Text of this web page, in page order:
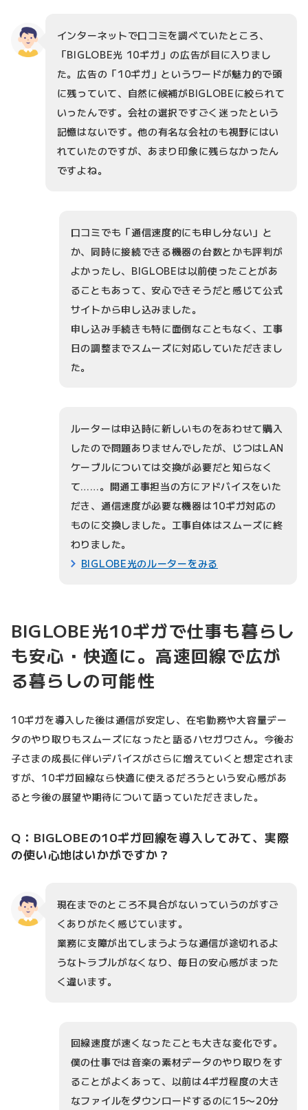
インターネットで口コミを調べていたところ、
「BIGLOBE光 10ギガ」の広告が目に入りまし
た。広告の「10ギガ」というワードが魅力的で頭
に残っていて、自然に候補がBIGLOBEに絞られて
いったんです。会社の選択ですごく迷ったという
記憶はないです。他の有名な会社のも視野にはい
れていたのですが、あまり印象に残らなかったん
ですよね。
口コミでも「通信速度的にも申し分ない」と
か、同時に接続できる機器の台数とかも評判が
よかったし、BIGLOBEは以前使ったことがあ
ることもあって、安心できそうだと感じて公式
サイトから申し込みました。
申し込み手続きも特に面倒なこともなく、工事
日の調整までスムーズに対応していただきまし
た。
ルーターは申込時に新しいものをあわせて購入
したので問題ありませんでしたが、じつはLAN
ケーブルについては交換が必要だと知らなく
て……。開通工事担当の方にアドバイスをいた
だき、通信速度が必要な機器は10ギガ対応の
ものに交換しました。工事自体はスムーズに終
わりました。
BIGLOBE光のルーターをみる
BIGLOBE光10ギガで仕事も暮らし
も安心・快適に。高速回線で広が
る暮らしの可能性
10ギガを導入した後は通信が安定し、在宅勤務や大容量デー
タのやり取りもスムーズになったと語るハセガワさん。今後お
子さまの成長に伴いデバイスがさらに増えていくと想定されま
すが、10ギガ回線なら快適に使えるだろうという安心感があ
ると今後の展望や期待について語っていただきました。
Q：BIGLOBEの10ギガ回線を導入してみて、実際
の使い心地はいかがですか？
現在までのところ不具合がないっていうのがすご
くありがたく感じています。
業務に支障が出てしまうような通信が途切れるよ
うなトラブルがなくなり、毎日の安心感がまった
く違います。
回線速度が速くなったことも大きな変化です。
僕の仕事では音楽の素材データのやり取りをす
ることがよくあって、以前は4ギガ程度の大き
なファイルをダウンロードするのに15〜20分